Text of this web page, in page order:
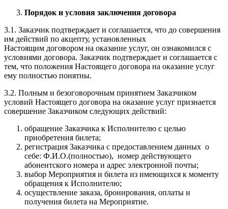
Порядок и условия заключения договора
3.1. Заказчик подтверждает и соглашается, что до совершения
им действий по акцепту, установленных
Настоящим договором на оказание услуг, он ознакомился с
условиями договора. Заказчик подтверждает и соглашается с
тем, что положения Настоящего договора на оказание услуг
ему полностью понятны.
3.2. Полным и безоговорочным принятием Заказчиком
условий Настоящего договора на оказание услуг признается
совершение Заказчиком следующих действий:
обращение Заказчика к Исполнителю с целью
приобретения билета;
регистрация Заказчика с предоставлением данных о
себе: Ф.И.О.(полностью), номер действующего
абонентского номера и адрес электронной почты;
выбор Мероприятия и билета из имеющихся к моменту
обращения к Исполнителю;
осуществление заказа, бронирования, оплаты и
получения билета на Мероприятие.